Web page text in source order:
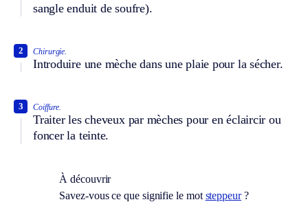
sangle enduit de soufre).
Chirurgie.
Introduire une mèche dans une plaie pour la sécher.
2
Coiffure.
Traiter les cheveux par mèches pour en éclaircir ou
foncer la teinte.
3
À découvrir
Savez-vous ce que signifie le mot steppeur?